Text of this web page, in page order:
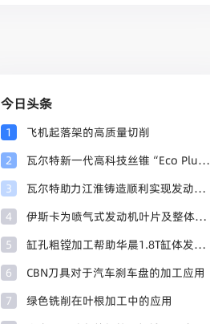
今日头条
1
飞机起落架的高质量切削
2
瓦尔特新一代高科技丝锥“Eco Plus”轻松应对新材料的加工挑战
3
瓦尔特助力江淮铸造顺利实现发动机缸体加工工艺调整升级
4
伊斯卡为喷气式发动机叶片及整体叶盘提供高效加工方案
5
缸孔粗镗加工帮助华晨1.8T缸体发动机进行有效改进
6
CBN刀具对于汽车刹车盘的加工应用
7
绿色铣削在叶根加工中的应用